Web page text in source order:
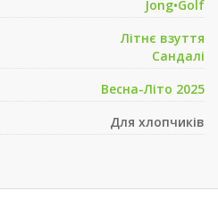
Jong•Golf
Літнє взуття
Сандалі
Весна-Літо 2025
Для хлопчиків